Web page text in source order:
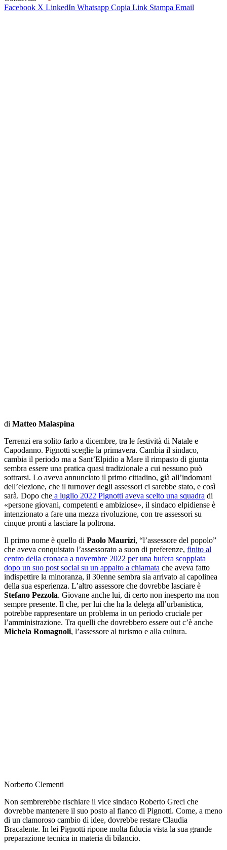
Facebook X LinkedIn Whatsapp Copia Link Stampa Email
di Matteo Malaspina
Terrenzi era solito farlo a dicembre, tra le festività di Natale e
Capodanno. Pignotti sceglie la primavera. Cambia il sindaco,
cambia il periodo ma a Sant’Elpidio a Mare il rimpasto di giunta
sembra essere una pratica quasi tradizionale a cui nessuno può
sottrarsi. Lo aveva annunciato il primo cittadino, già all’indomani
dell’elezione, che il turnover degli assessori ci sarebbe stato, e così
sarà. Dopo che a luglio 2022 Pignotti aveva scelto una squadra di
«persone giovani, competenti e ambiziose», il sindaco elpidiense è
intenzionato a fare una mezza rivoluzione, con tre assessori su
cinque pronti a lasciare la poltrona.
Il primo nome è quello di Paolo Maurizi, “l’assessore del popolo”
che aveva conquistato l’assessorato a suon di preferenze, finito al
centro della cronaca a novembre 2022 per una bufera scoppiata
dopo un suo post social su un appalto a chiamata che aveva fatto
indispettire la minoranza, il 30enne sembra sia arrivato al capolinea
della sua esperienza. L’altro assessore che dovrebbe lasciare è
Stefano Pezzola. Giovane anche lui, di certo non inesperto ma non
sempre presente. Il che, per lui che ha la delega all’urbanistica,
potrebbe rappresentare un problema in un periodo cruciale per
l’amministrazione. Tra quelli che dovrebbero essere out c’è anche
Michela Romagnoli, l’assessore al turismo e alla cultura.
Norberto Clementi
Non sembrerebbe rischiare il vice sindaco Roberto Greci che
dovrebbe mantenere il suo posto al fianco di Pignotti. Come, a meno
di un clamoroso cambio di idee, dovrebbe restare Claudia
Bracalente. In lei Pignotti ripone molta fiducia vista la sua grande
preparazione tecnica in materia di bilancio.